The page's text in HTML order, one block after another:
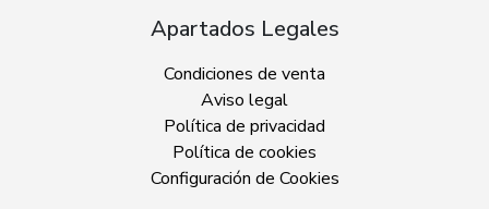
Apartados Legales
Condiciones de venta
Aviso legal
Política de privacidad
Política de cookies
Configuración de Cookies